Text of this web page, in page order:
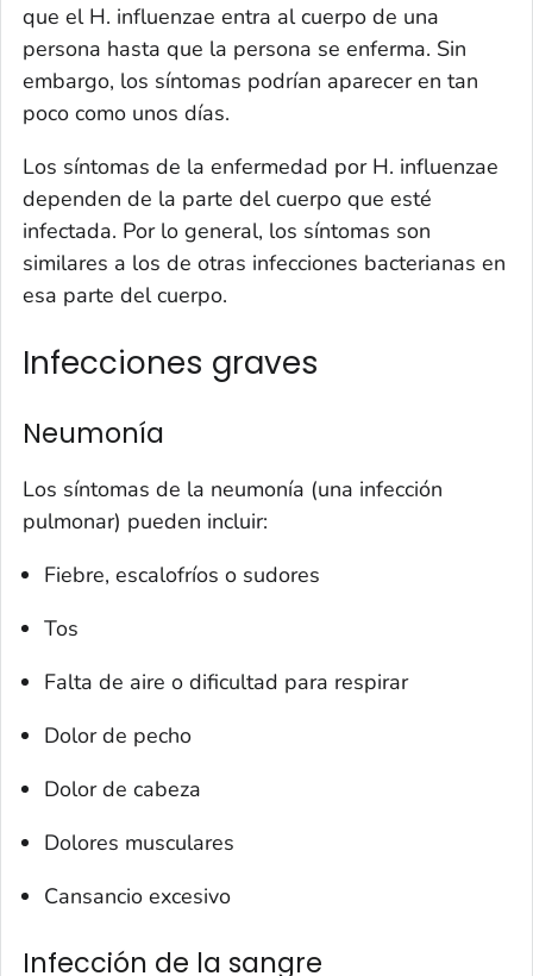
que el H. influenzae entra al cuerpo de una
persona hasta que la persona se enferma. Sin
embargo, los síntomas podrían aparecer en tan
poco como unos días.
Los síntomas de la enfermedad por H. influenzae
dependen de la parte del cuerpo que esté
infectada. Por lo general, los síntomas son
similares a los de otras infecciones bacterianas en
esa parte del cuerpo.
Infecciones graves
Neumonía
Los síntomas de la neumonía (una infección
pulmonar) pueden incluir:
Fiebre, escalofríos o sudores
Tos
Falta de aire o dificultad para respirar
Dolor de pecho
Dolor de cabeza
Dolores musculares
Cansancio excesivo
Infección de la sangre